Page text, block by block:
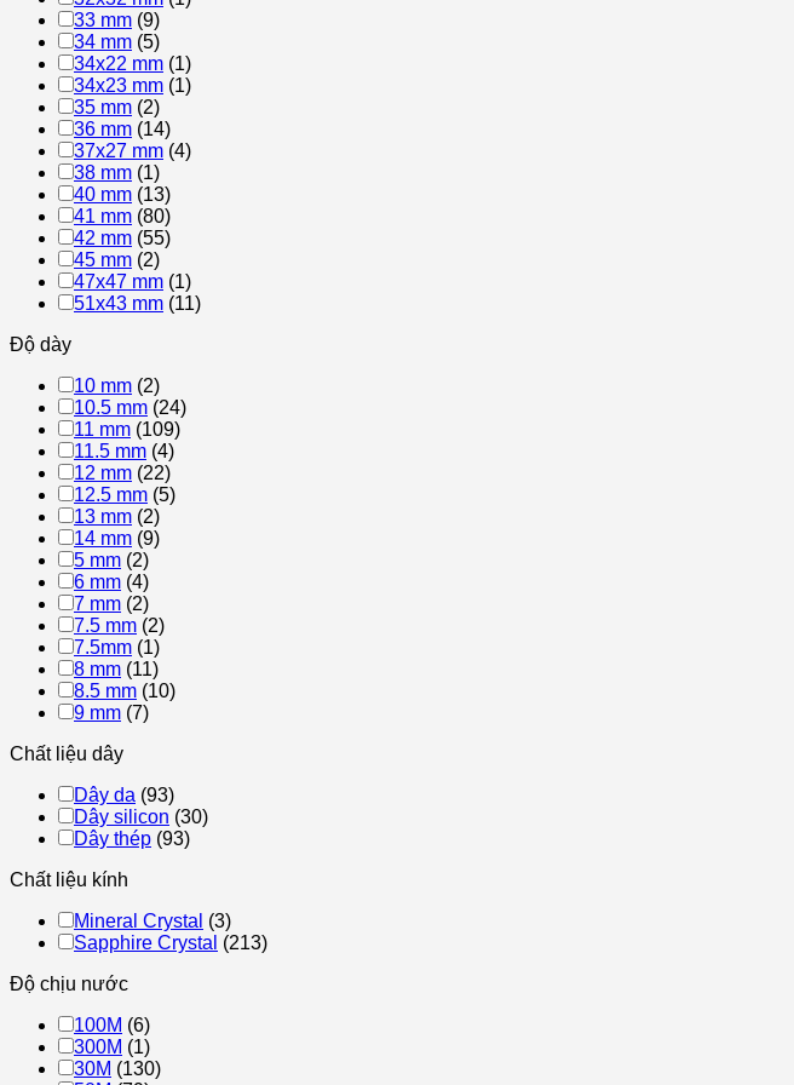
33 mm (9)
34 mm (5)
34x22 mm (1)
34x23 mm (1)
35 mm (2)
36 mm (14)
37x27 mm (4)
38 mm (1)
40 mm (13)
41 mm (80)
42 mm (55)
45 mm (2)
47x47 mm (1)
51x43 mm (11)
Độ dày
10 mm (2)
10.5 mm (24)
11 mm (109)
11.5 mm (4)
12 mm (22)
12.5 mm (5)
13 mm (2)
14 mm (9)
5 mm (2)
6 mm (4)
7 mm (2)
7.5 mm (2)
7.5mm (1)
8 mm (11)
8.5 mm (10)
9 mm (7)
Chất liệu dây
Dây da (93)
Dây silicon (30)
Dây thép (93)
Chất liệu kính
Mineral Crystal (3)
Sapphire Crystal (213)
Độ chịu nước
100M (6)
300M (1)
30M (130)